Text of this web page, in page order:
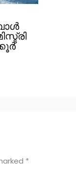
*